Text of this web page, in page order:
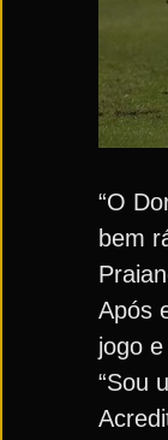
“O
bem
Após
jogo
“Sou